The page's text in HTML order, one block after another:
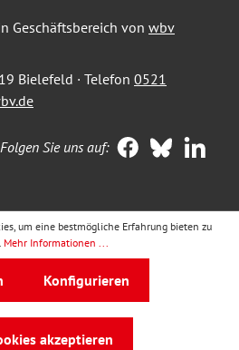
Geschäftsbereich von wbv
Bielefeld · Telefon 0521
Folgen Sie uns auf:
um eine bestmögliche Erfahrung bieten zu
Mehr Informationen ...
Konfigurieren
akzeptieren